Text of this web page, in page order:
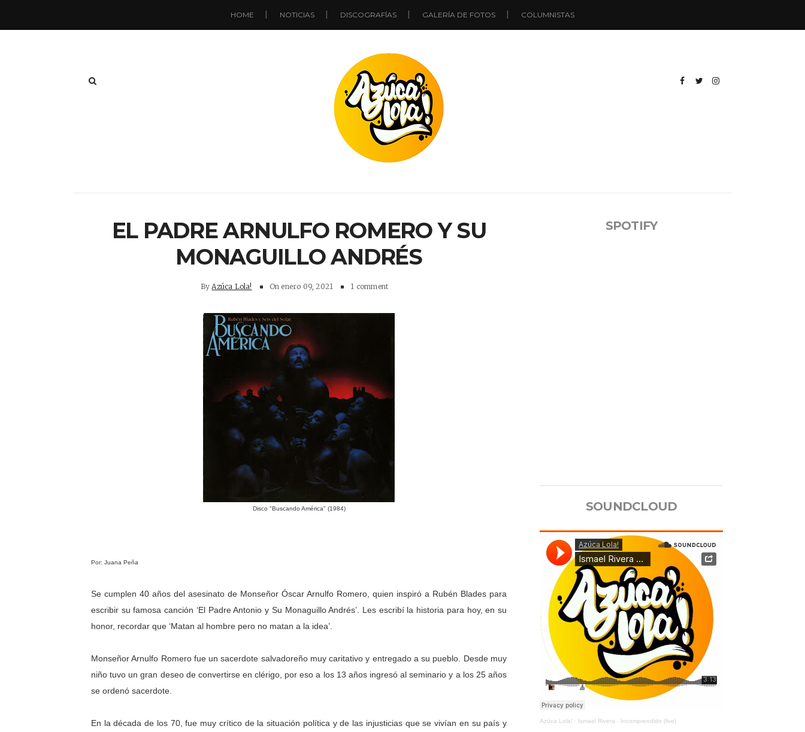
HOME NOTICIAS DISCOGRAFÍAS GALERÍA DE FOTOS COLUMNISTAS
EL PADRE ARNULFO ROMERO Y SU
MONAGUILLO ANDRÉS
By Azúca Lola! On enero 09, 2021 1 comment
Disco "Buscando América" (1984)
Por: Juana Peña
Se cumplen 40 años del asesinato de Monseñor Óscar Arnulfo Romero, quien inspiró a Rubén Blades para
escribir su famosa canción ‘El Padre Antonio y Su Monaguillo Andrés’. Les escribí la historia para hoy, en su
honor, recordar que ‘Matan al hombre pero no matan a la idea’.
Monseñor Arnulfo Romero fue un sacerdote salvadoreño muy caritativo y entregado a su pueblo. Desde muy
niño tuvo un gran deseo de convertirse en clérigo, por eso a los 13 años ingresó al seminario y a los 25 años
se ordenó sacerdote.
En la década de los 70, fue muy crítico de la situación política y de las injusticias que se vivían en su país y
SPOTIFY
SOUNDCLOUD
Azúca Lola! · Ismael Rivera - Incomprendido (live)